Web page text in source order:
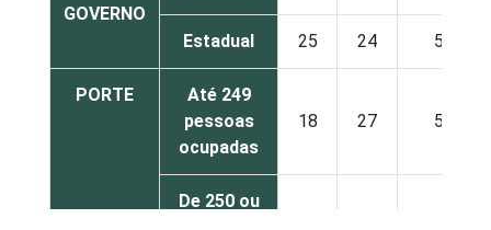
GOVERNO
Estadual 25 24 50
PORTE
Até 249
pessoas
ocupadas
18 27 54
De 250 ou